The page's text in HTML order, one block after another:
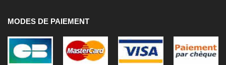
MODES DE PAIEMENT